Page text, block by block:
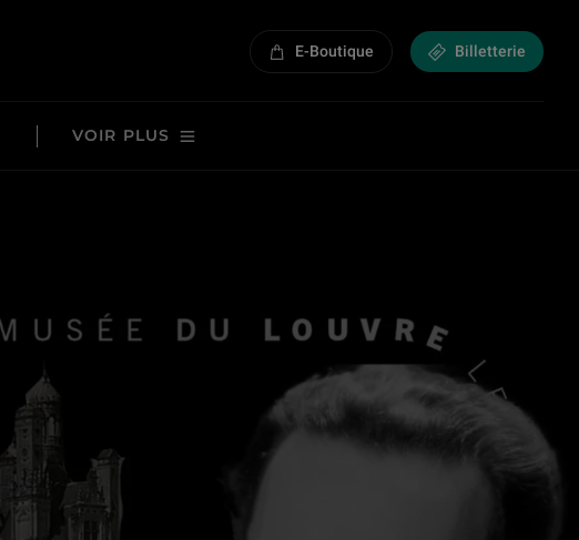
E-Boutique Billetterie
VOIR PLUS